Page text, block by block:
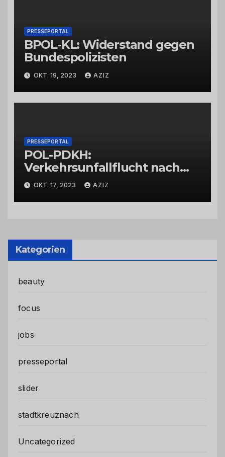
PRESSEPORTAL
BPOL-KL: Widerstand gegen
Bundespolizisten
OKT. 19, 2023 AZIZ
PRESSEPORTAL
POL-PDKH:
Verkehrsunfallflucht nach
Abbiegevorgang
OKT. 17, 2023 AZIZ
Kategorien
beauty
focus
jobs
presseportal
slider
stadtkreuznach
Uncategorized